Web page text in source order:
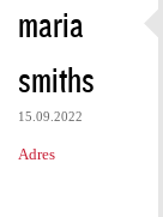
maria
smiths
15.09.2022
Adres